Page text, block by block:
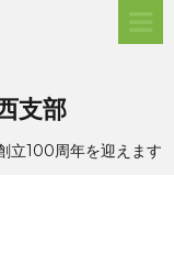
支部
立100周年を迎えます